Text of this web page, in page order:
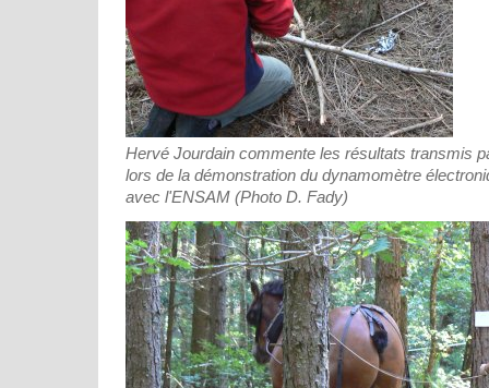
Hervé Jourdain commente les résultats transmis
lors de la démonstration du dynamomètre
avec l'ENSAM (Photo D. Fady)